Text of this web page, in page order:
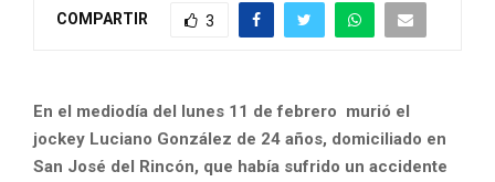
COMPARTIR 3
En el mediodía del lunes 11 de febrero murió el
jockey Luciano González de 24 años, domiciliado en
San José del Rincón, que había sufrido un accidente